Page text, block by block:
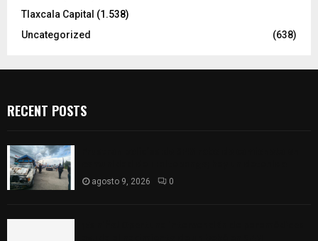
Tlaxcala Capital (1.538)
Uncategorized
(638)
RECENT POSTS
agosto 9, 2026 0